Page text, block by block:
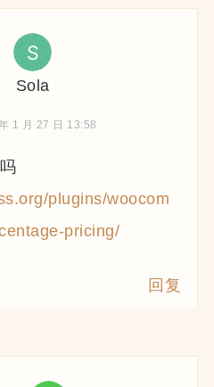
Sola
1 月 27 日 13:58
plugins/woocom
pricing/
回复